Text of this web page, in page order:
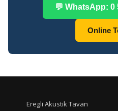
💬 WhatsApp: 0
Online
Eregli Akustik Tavan